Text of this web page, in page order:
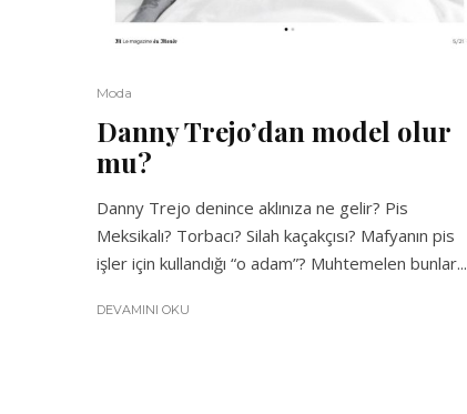
Moda
Danny Trejo’dan model olur
mu?
Danny Trejo denince aklınıza ne gelir? Pis
Meksikalı? Torbacı? Silah kaçakçısı? Mafyanın pis
işler için kullandığı “o adam”? Muhtemelen bunlar...
DEVAMINI OKU